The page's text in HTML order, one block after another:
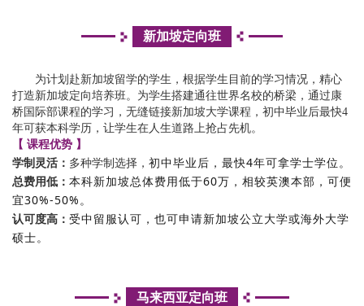
新加坡定向班
为计划赴新加坡留学的学生，根据学生目前的学习情况，精心
打造新加坡定向培养班。为学生搭建通往世界名校的桥梁，通过康
桥国际部课程的学习，无缝链接新加坡大学课程，初中毕业后最快4
年可获本科学历，让学生在人生道路上抢占先机。
【 课程优势 】
学制灵活： 多种学制选择， 初中毕业后，最快4年可拿学士学位。
总费用低： 本科新加坡总体费用低于60万，相较英澳本部，可便
宜30%-50%。
认可度高： 受中留服认可，也可申请新加坡公立大学或海外大学
硕士。
马来西亚定向班